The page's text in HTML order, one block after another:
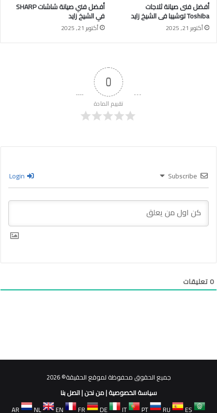
أفضل فنى صيانة ثلاجات
Toshiba توشيبا فى الشيخ زايد
أكتوبر 21, 2025
أفضل فني صيانة شاشات SHARP
في الشيخ زايد
أكتوبر 21, 2025
0
تقييم المادة
Subscribe
0تعليقات
جميع الحقوق محفوظة لموقع الحقيقة© 2026
سياسة الخصوصية|من نحن|اتصل بنا
AR
NL EN FR DE IT PT RU ES